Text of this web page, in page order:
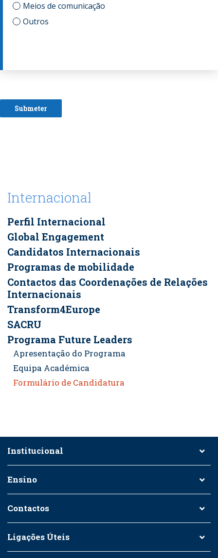
Meios de comunicação
Outros
Internacional
Perfil Internacional
Global Engagement
Candidatos Internacionais
Programas de mobilidade
Contactos das Coordenações de Relações
Internacionais
Transform4Europe
SACRU
Programa Future Leaders
Apresentação do Programa
Equipa Académica
Formulário de Candidatura
Institucional
Ensino
Contactos
Ligações Úteis